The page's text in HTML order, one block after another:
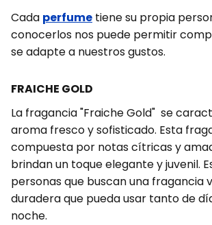
Cada perfume tiene su propia
conocerlos nos puede permitir
se adapte a nuestros gustos.
FRAICHE GOLD
La fragancia "Fraiche Gold" se
aroma fresco y sofisticado. Esta
compuesta por notas cítricas y
brindan un toque elegante y juvenil.
personas que buscan una fragancia
duradera que pueda usar tanto de
noche.